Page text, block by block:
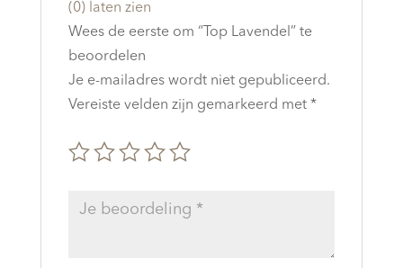
(0) laten zien
Wees de eerste om “Top Lavendel” te
beoordelen
Je e-mailadres wordt niet gepubliceerd.
Vereiste velden zijn gemarkeerd met *